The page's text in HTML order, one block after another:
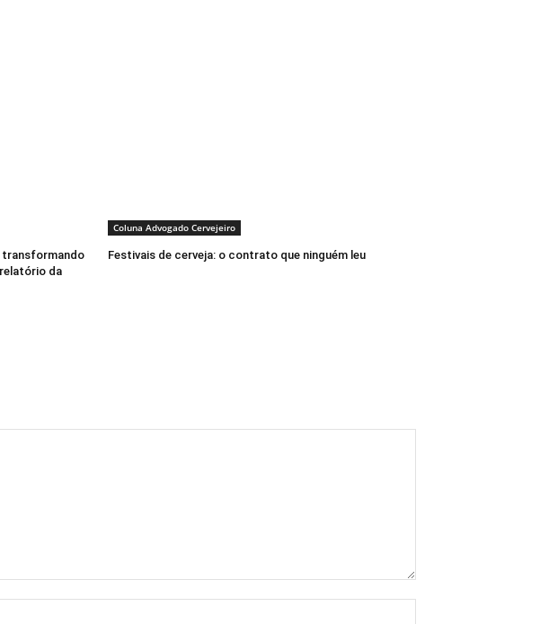
transformando
da
Coluna Advogado Cervejeiro
Festivais de cerveja: o contrato que ninguém leu